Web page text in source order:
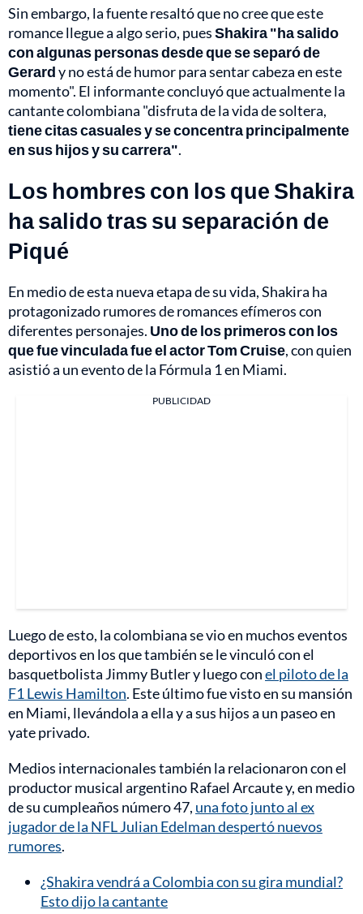
Sin embargo, la fuente resaltó que no cree que este
romance llegue a algo serio, puesShakira "ha salido
con algunas personas desde que se separó de
Gerardy no está de humor para sentar cabeza en este
momento". El informante concluyó que actualmente la
cantante colombiana "disfruta de la vida de soltera,
tiene citas casuales y se concentra principalmente
en sus hijos y su carrera".
Los hombres con los que Shakira
ha salido tras su separación de
Piqué
En medio de esta nueva etapa de su vida, Shakira ha
protagonizado rumores de romances efímeros con
diferentes personajes. Uno de los primeros con los
que fue vinculada fue el actor Tom Cruise, con quien
asistió a un evento de la Fórmula 1 en Miami.
PUBLICIDAD
Luego de esto, la colombiana se vio en muchos eventos
deportivos en los que también se le vinculó con el
basquetbolista Jimmy Butler y luego conel piloto de la
F1 Lewis Hamilton. Este último fue visto en su mansión
en Miami, llevándola a ella y a sus hijos a un paseo en
yate privado.
Medios internacionales también la relacionaron con el
productor musical argentino Rafael Arcaute y, en medio
de su cumpleaños número 47, una foto junto al ex
jugador de la NFL Julian Edelman despertó nuevos
rumores.
¿Shakira vendrá a Colombia con su gira mundial?
Esto dijo la cantante